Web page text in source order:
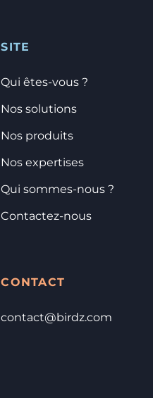
SITE
Qui êtes-vous ?
Nos solutions
Nos produits
Nos expertises
Qui sommes-nous ?
Contactez-nous
CONTACT
contact@birdz.com